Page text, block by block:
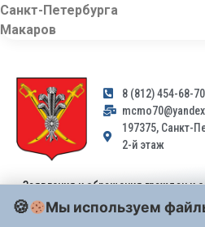
Санкт-
Макаров
8 (812) 454-68-70
197375, Санкт-
2-й этаж
Заявления и обращения граждан и
адрес email, не могут быть
Федерального закона от
Мы используем